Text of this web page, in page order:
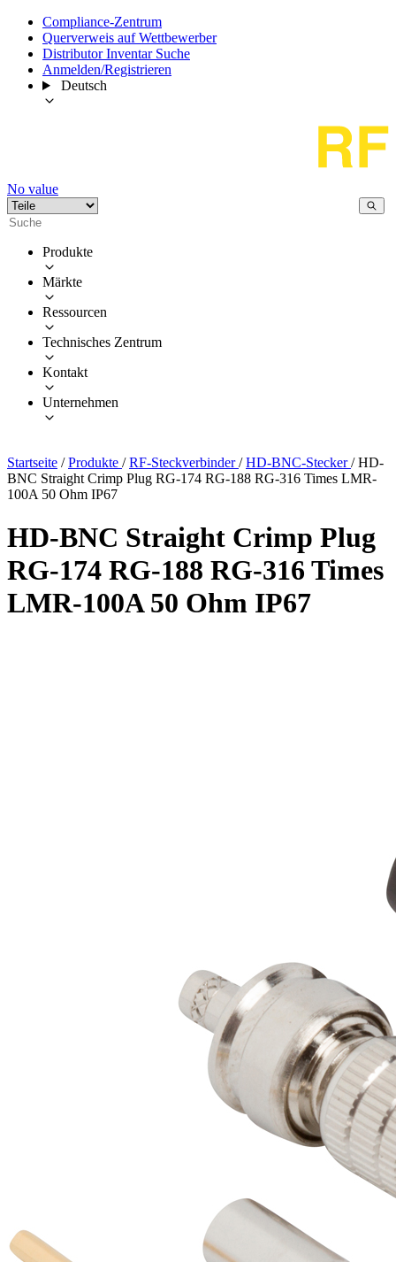
Compliance-Zentrum
Querverweis auf Wettbewerber
Distributor Inventar Suche
Anmelden/Registrieren
Deutsch
No value
Produkte
Märkte
Ressourcen
Technisches Zentrum
Kontakt
Unternehmen
Startseite / Produkte / RF-Steckverbinder/ HD-BNC-Stecker/ HD-
BNC Straight Crimp Plug RG-174 RG-188 RG-316 Times LMR-
100A 50 Ohm IP67
HD-BNC Straight Crimp Plug
RG-174 RG-188 RG-316 Times
LMR-100A 50 Ohm IP67